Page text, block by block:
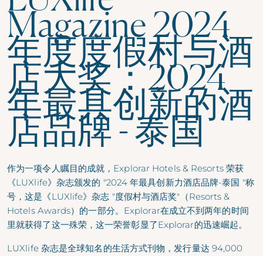
Magazine 2024
年度度假村与酒
店大奖：2024
年最具创新的酒
店品牌 - 泰国
作为一项令人瞩目的成就，Explorar Hotels & Resorts 荣获
《LUXlife》杂志颁发的 "2024 年最具创新力酒店品牌-泰国 "称
号，这是《LUXlife》杂志 "度假村与酒店奖"（Resorts &
Hotels Awards）的一部分。Explorar在成立不到两年的时间
里就获得了这一殊荣，这一荣誉彰显了Explorar的迅速崛起。
LUXlife 杂志是全球知名的生活方式刊物，发行量达 94,000